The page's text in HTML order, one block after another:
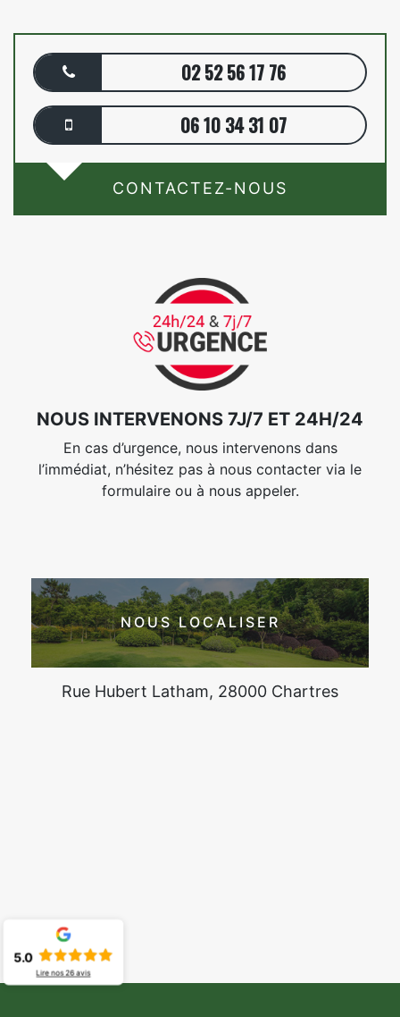
02 52 56 17 76
06 10 34 31 07
CONTACTEZ-NOUS
NOUS INTERVENONS 7J/7 ET 24H/24
En cas d’urgence, nous intervenons dans
l’immédiat, n’hésitez pas à nous contacter via le
formulaire ou à nous appeler.
NOUS LOCALISER
Rue Hubert Latham, 28000 Chartres
5.0
Lire nos26avis